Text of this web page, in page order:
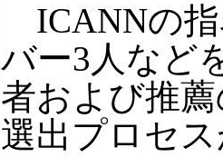
ICANNの指
バー3人など
者および推
選出プロセ